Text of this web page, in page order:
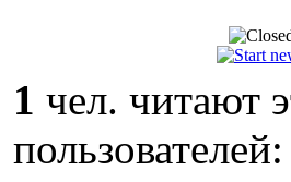
1 чел. читают